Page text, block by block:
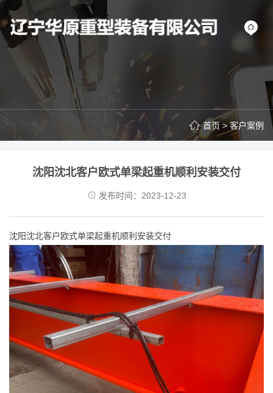
首页 > 客户案例
沈阳沈北客户欧式单梁起重机顺利安装交付
发布时间：2023-12-23
沈阳沈北客户欧式单梁起重机顺利安装交付